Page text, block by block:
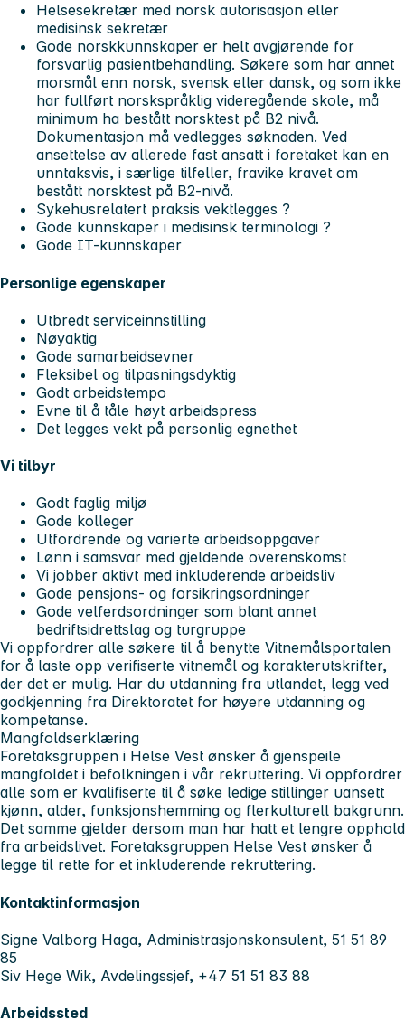
Helsesekretær med norsk autorisasjon eller
medisinsk sekretær
Gode norskkunnskaper er helt avgjørende for
forsvarlig pasientbehandling. Søkere som har annet
morsmål enn norsk, svensk eller dansk, og som ikke
har fullført norskspråklig videregående skole, må
minimum ha bestått norsktest på B2 nivå.
Dokumentasjon må vedlegges søknaden. Ved
ansettelse av allerede fast ansatt i foretaket kan en
unntaksvis, i særlige tilfeller, fravike kravet om
bestått norsktest på B2-nivå.
Sykehusrelatert praksis vektlegges ?
Gode kunnskaper i medisinsk terminologi ?
Gode IT-kunnskaper
Personlige egenskaper
Utbredt serviceinnstilling
Nøyaktig
Gode samarbeidsevner
Fleksibel og tilpasningsdyktig
Godt arbeidstempo
Evne til å tåle høyt arbeidspress
Det legges vekt på personlig egnethet
Vi tilbyr
Godt faglig miljø
Gode kolleger
Utfordrende og varierte arbeidsoppgaver
Lønn i samsvar med gjeldende overenskomst
Vi jobber aktivt med inkluderende arbeidsliv
Gode pensjons- og forsikringsordninger
Gode velferdsordninger som blant annet
bedriftsidrettslag og turgruppe
Vi oppfordrer alle søkere til å benytte Vitnemålsportalen
for å laste opp verifiserte vitnemål og karakterutskrifter,
der det er mulig. Har du utdanning fra utlandet, legg ved
godkjenning fra Direktoratet for høyere utdanning og
kompetanse.
Mangfoldserklæring
Foretaksgruppen i Helse Vest ønsker å gjenspeile
mangfoldet i befolkningen i vår rekruttering. Vi oppfordrer
alle som er kvalifiserte til å søke ledige stillinger uansett
kjønn, alder, funksjonshemming og flerkulturell bakgrunn.
Det samme gjelder dersom man har hatt et lengre opphold
fra arbeidslivet. Foretaksgruppen Helse Vest ønsker å
legge til rette for et inkluderende rekruttering.
Kontaktinformasjon
Signe Valborg Haga, Administrasjonskonsulent, 51 51 89
85
Siv Hege Wik, Avdelingssjef, +47 51 51 83 88
Arbeidssted